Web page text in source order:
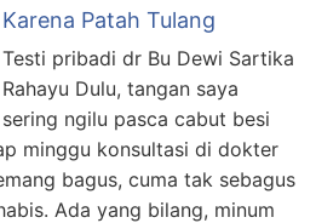
Karena Patah Tulang
Testi pribadi dr Bu Dewi Sartika
Rahayu Dulu, tangan saya
sering ngilu pasca cabut besi
minggu konsultasi di dokter
bagus, cuma tak sebagus
Ada yang bilang, minum